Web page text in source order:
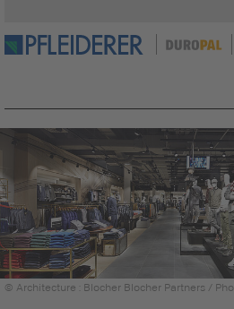
© Architecture : Blocher Blocher Partners /